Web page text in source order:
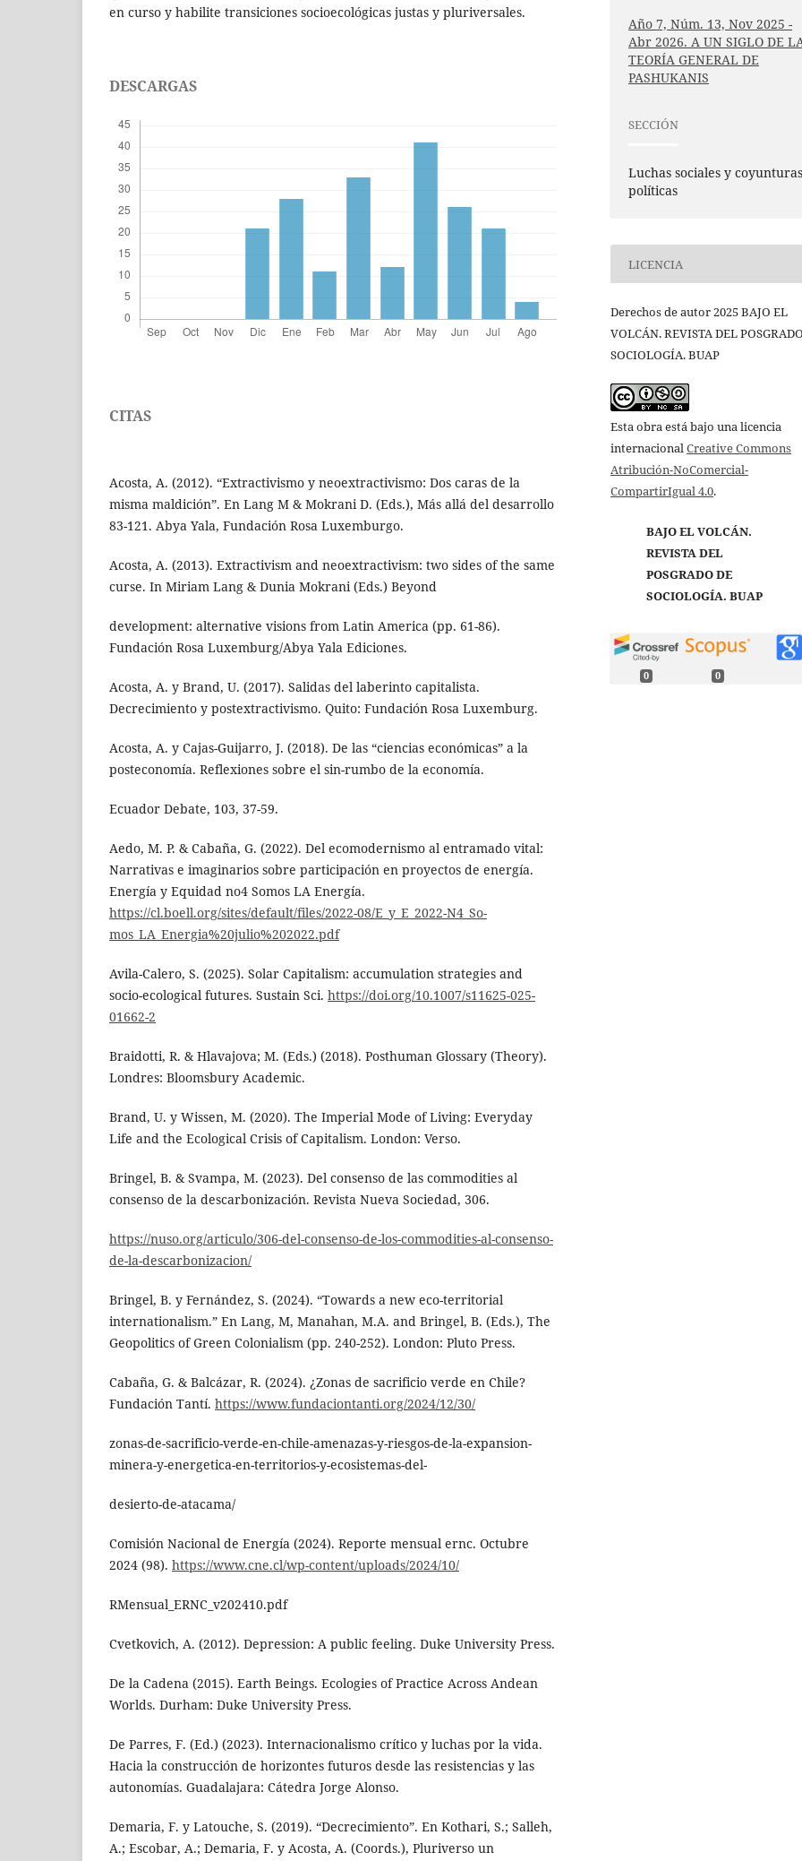
en curso y habilite transiciones socioecológicas justas y pluriversales.
DESCARGAS
CITAS
Acosta, A. (2012). “Extractivismo y neoextractivismo: Dos caras de la
misma maldición”. En Lang M & Mokrani D. (Eds.), Más allá del desarrollo
83-121. Abya Yala, Fundación Rosa Luxemburgo.
Acosta, A. (2013). Extractivism and neoextractivism: two sides of the same
curse. In Miriam Lang & Dunia Mokrani (Eds.) Beyond
development: alternative visions from Latin America (pp. 61-86).
Fundación Rosa Luxemburg/Abya Yala Ediciones.
Acosta, A. y Brand, U. (2017). Salidas del laberinto capitalista.
Decrecimiento y postextractivismo. Quito: Fundación Rosa Luxemburg.
Acosta, A. y Cajas-Guijarro, J. (2018). De las “ciencias económicas” a la
posteconomía. Reflexiones sobre el sin-rumbo de la economía.
Ecuador Debate, 103, 37-59.
Aedo, M. P. & Cabaña, G. (2022). Del ecomodernismo al entramado vital:
Narrativas e imaginarios sobre participación en proyectos de energía.
Energía y Equidad no4 Somos LA Energía.
https://cl.boell.org/sites/default/files/2022-08/E_y_E_2022-N4_So-
mos_LA_Energia%20julio%202022.pdf
Avila-Calero, S. (2025). Solar Capitalism: accumulation strategies and
socio-ecological futures. Sustain Sci. https://doi.org/10.1007/s11625-025-
01662-2
Braidotti, R. & Hlavajova; M. (Eds.) (2018). Posthuman Glossary (Theory).
Londres: Bloomsbury Academic.
Brand, U. y Wissen, M. (2020). The Imperial Mode of Living: Everyday
Life and the Ecological Crisis of Capitalism. London: Verso.
Bringel, B. & Svampa, M. (2023). Del consenso de las commodities al
consenso de la descarbonización. Revista Nueva Sociedad, 306.
https://nuso.org/articulo/306-del-consenso-de-los-commodities-al-consenso-
de-la-descarbonizacion/
Bringel, B. y Fernández, S. (2024). “Towards a new eco-territorial
internationalism.” En Lang, M, Manahan, M.A. and Bringel, B. (Eds.), The
Geopolitics of Green Colonialism (pp. 240-252). London: Pluto Press.
Cabaña, G. & Balcázar, R. (2024). ¿Zonas de sacrificio verde en Chile?
Fundación Tantí. https://www.fundaciontanti.org/2024/12/30/
zonas-de-sacrificio-verde-en-chile-amenazas-y-riesgos-de-la-expansion-
minera-y-energetica-en-territorios-y-ecosistemas-del-
desierto-de-atacama/
Comisión Nacional de Energía (2024). Reporte mensual ernc. Octubre
2024 (98). https://www.cne.cl/wp-content/uploads/2024/10/
RMensual_ERNC_v202410.pdf
Cvetkovich, A. (2012). Depression: A public feeling. Duke University Press.
De la Cadena (2015). Earth Beings. Ecologies of Practice Across Andean
Worlds. Durham: Duke University Press.
De Parres, F. (Ed.) (2023). Internacionalismo crítico y luchas por la vida.
Hacia la construcción de horizontes futuros desde las resistencias y las
autonomías. Guadalajara: Cátedra Jorge Alonso.
Demaria, F. y Latouche, S. (2019). “Decrecimiento”. En Kothari, S.; Salleh,
A.; Escobar, A.; Demaria, F. y Acosta, A. (Coords.), Pluriverso un
Año 7, Núm. 13, Nov 2025 -
Abr 2026. A UN SIGLO DE
TEORÍA GENERAL DE
PASHUKANIS
SECCIÓN
Luchas sociales y
políticas
LICENCIA
Derechos de autor 2025 BAJO EL
VOLCÁN. REVISTA DEL
SOCIOLOGÍA. BUAP
Esta obra está bajo una licencia
internacionalCreative Commons
Atribución-NoComercial-
CompartirIgual 4.0.
BAJO EL VOLCÁN.
REVISTA DEL
POSGRADO DE
SOCIOLOGÍA. BUAP
0 0